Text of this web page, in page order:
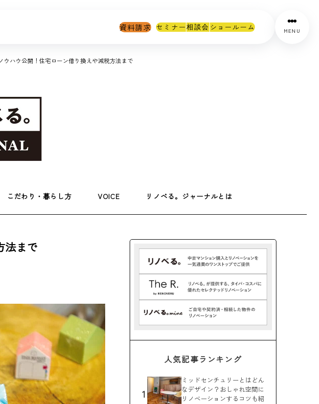
資料請求 セミナー 相談会 ショールーム MENU
ウハウ公開！住宅ローン借り換えや減税方法まで
こだわり・暮らし方 VOICE リノベる。ジャーナルとは
法まで
人気記事ランキング
1
ミッドセンチュリーとはどん
なデザイン？おしゃれ空間に
リノベーションするコツも紹